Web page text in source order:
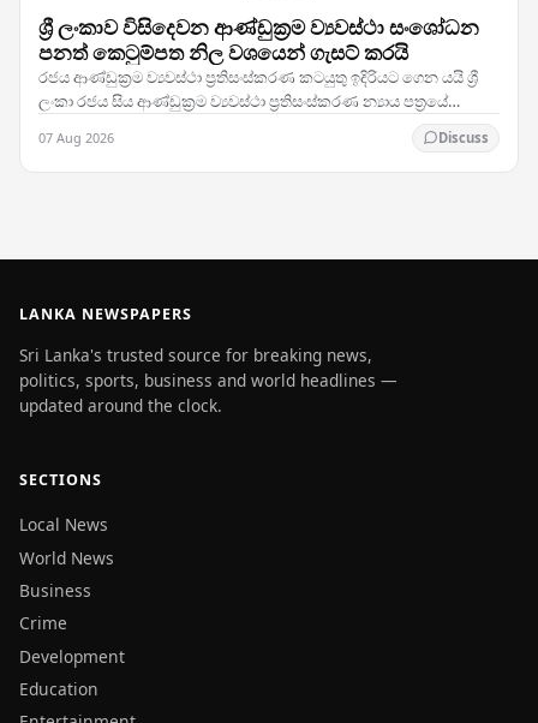
ශ්‍රී ලංකාව විසිදෙවන ආණ්ඩුක්‍රම ව්‍යවස්ථා සංශෝධන
පනත් කෙටුම්පත නිල වශයෙන් ගැසට් කරයි
රජය ආණ්ඩුක්‍රම ව්‍යවස්ථා ප්‍රතිසංස්කරණ කටයුතු ඉදිරියට ගෙන යයි ශ්‍රී
ලංකා රජය සිය ආණ්ඩුක්‍රම ව්‍යවස්ථා ප්‍රතිසංස්කරණ න්‍යාය පත්‍රයේ
07 Aug 2026 Discuss
LANKA NEWSPAPERS
Sri Lanka's trusted source for breaking news,
politics, sports, business and world headlines —
updated around the clock.
SECTIONS
Local News
World News
Business
Crime
Development
Education